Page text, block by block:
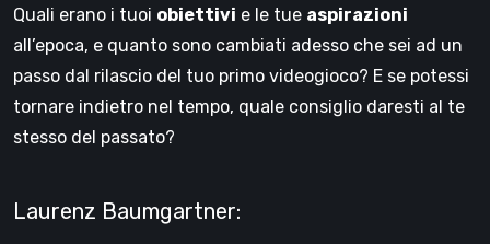
Quali erano i tuoi obiettivi e le tue aspirazioni
all’epoca, e quanto sono cambiati adesso che sei ad un
passo dal rilascio del tuo primo videogioco? E se potessi
tornare indietro nel tempo, quale consiglio daresti al te
stesso del passato?
Laurenz Baumgartner: